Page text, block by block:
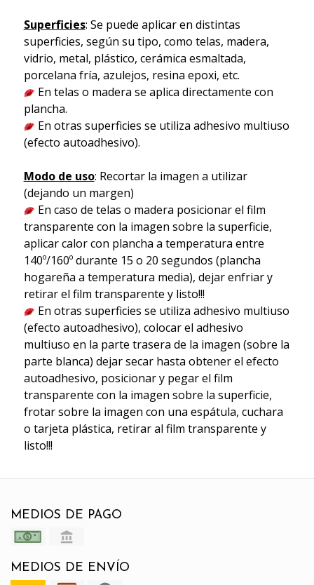
Superficies: Se puede aplicar en distintas
superficies, según su tipo, como telas, madera,
vidrio, metal, plástico, cerámica esmaltada,
porcelana fría, azulejos, resina epoxi, etc.
En telas o madera se aplica directamente con
plancha.
En otras superficies se utiliza adhesivo multiuso
(efecto autoadhesivo).
Modo de uso: Recortar la imagen a utilizar
(dejando un margen)
En caso de telas o madera posicionar el film
transparente con la imagen sobre la superficie,
aplicar calor con plancha a temperatura entre
140º/160º durante 15 o 20 segundos (plancha
hogareña a temperatura media), dejar enfriar y
retirar el film transparente y listo!!!
En otras superficies se utiliza adhesivo multiuso
(efecto autoadhesivo), colocar el adhesivo
multiuso en la parte trasera de la imagen (sobre la
parte blanca) dejar secar hasta obtener el efecto
autoadhesivo, posicionar y pegar el film
transparente con la imagen sobre la superficie,
frotar sobre la imagen con una espátula, cuchara
o tarjeta plástica, retirar al film transparente y
listo!!!
MEDIOS DE PAGO
MEDIOS DE ENVÍO